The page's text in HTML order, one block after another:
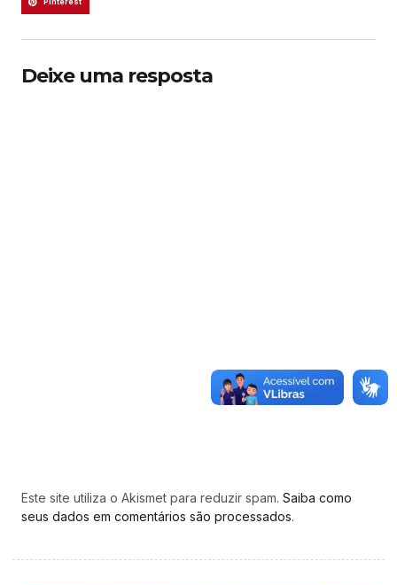
Pinterest
Deixe uma resposta
Este site utiliza o Akismet para reduzir spam. Saiba como
seus dados em comentários são processados.